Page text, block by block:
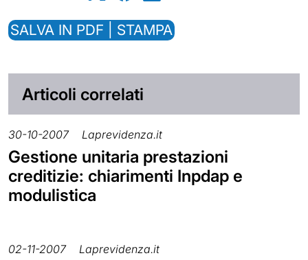
SALVA IN PDF | STAMPA
Articoli correlati
30-10-2007 Laprevidenza.it
Gestione unitaria prestazioni
creditizie: chiarimenti Inpdap e
modulistica
02-11-2007 Laprevidenza.it